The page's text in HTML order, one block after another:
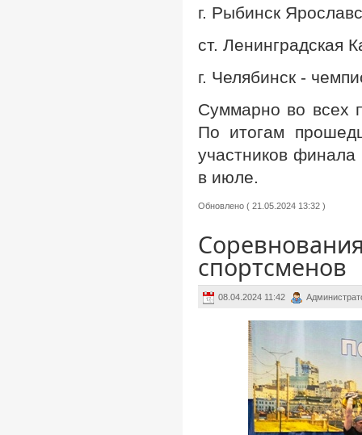
г. Рыбинск
ст. Ленинградская
г. Челябинск -
Суммарно во всех
По итогам
участников
в июле.
Обновлено ( 21.05.2024 13:32 )
спортсменов
08.04.2024 11:42